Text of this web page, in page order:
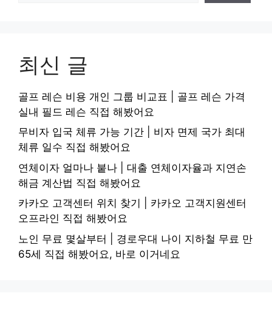
최신 글
골프 레슨 비용 개인 그룹 비교표 | 골프 레슨 가격
실내 필드 레슨 직접 해봤어요
무비자 입국 체류 가능 기간 | 비자 면제 국가 최대
체류 일수 직접 해봤어요
연체이자 얼마나 붙나 | 대출 연체이자율과 지연손
해금 계산법 직접 해봤어요
카카오 고객센터 위치 찾기 | 카카오 고객지원센터
오프라인 직접 해봤어요
노인 무료 몇살부터 | 경로우대 나이 지하철 무료 만
65세 직접 해봤어요, 바로 이거네요